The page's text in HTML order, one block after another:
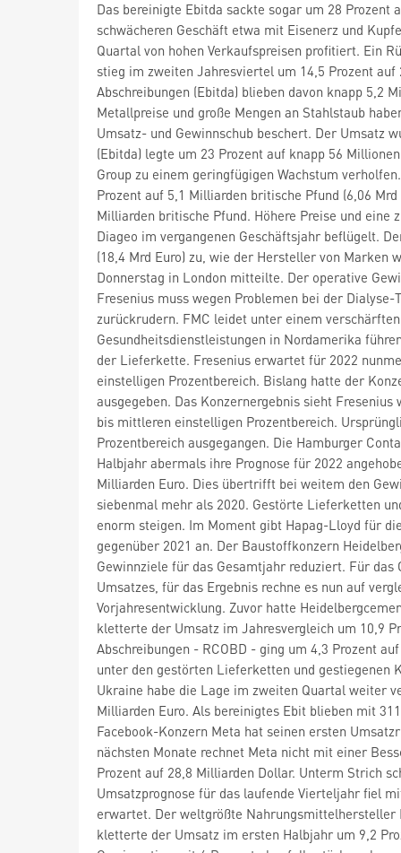
Das bereinigte Ebitda sackte sogar um 28
schwächeren Geschäft etwa mit Eisenerz und
Quartal von hohen Verkaufspreisen profitiert. Ein
stieg im zweiten Jahresviertel um 14,5 Prozent
Abschreibungen (Ebitda) blieben davon knapp 5,2
Metallpreise und große Mengen an Stahlstaub
Umsatz- und Gewinnschub beschert. Der Umsatz
(Ebitda) legte um 23 Prozent auf knapp 56
Group zu einem geringfügigen Wachstum
Prozent auf 5,1 Milliarden britische Pfund (6,06
Milliarden britische Pfund. Höhere Preise und eine
Diageo im vergangenen Geschäftsjahr beflügelt.
(18,4 Mrd Euro) zu, wie der Hersteller von Marken
Donnerstag in London mitteilte. Der operative
Fresenius muss wegen Problemen bei der
zurückrudern. FMC leidet unter einem
Gesundheitsdienstleistungen in Nordamerika
der Lieferkette. Fresenius erwartet für 2022
einstelligen Prozentbereich. Bislang hatte der
ausgegeben. Das Konzernergebnis sieht
bis mittleren einstelligen Prozentbereich.
Prozentbereich ausgegangen. Die Hamburger
Halbjahr abermals ihre Prognose für 2022
Milliarden Euro. Dies übertrifft bei weitem den
siebenmal mehr als 2020. Gestörte Lieferketten
enorm steigen. Im Moment gibt Hapag-Lloyd für
gegenüber 2021 an. Der Baustoffkonzern
Gewinnziele für das Gesamtjahr reduziert. Für
Umsatzes, für das Ergebnis rechne es nun auf
Vorjahresentwicklung. Zuvor hatte
kletterte der Umsatz im Jahresvergleich um 10,9
Abschreibungen - RCOBD - ging um 4,3 Prozent
unter den gestörten Lieferketten und gestiegenen
Ukraine habe die Lage im zweiten Quartal weiter
Milliarden Euro. Als bereinigtes Ebit blieben mit
Facebook-Konzern Meta hat seinen ersten
nächsten Monate rechnet Meta nicht mit einer
Prozent auf 28,8 Milliarden Dollar. Unterm Strich
Umsatzprognose für das laufende Vierteljahr fiel
erwartet. Der weltgrößte
kletterte der Umsatz im ersten Halbjahr um 9,2